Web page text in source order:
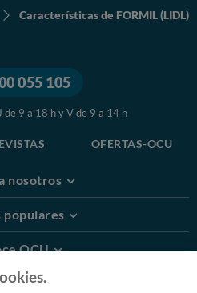
Características de FORMIL (LIDL)
055 105
de 9 a 18 h y V de 9 a 14 h
OFERTAS-OCU
nosotros
populares
OCU